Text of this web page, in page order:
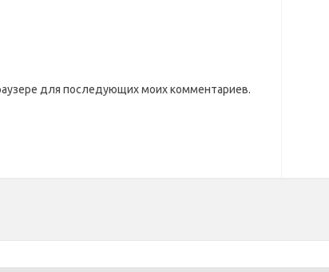
для последующих моих комментариев.